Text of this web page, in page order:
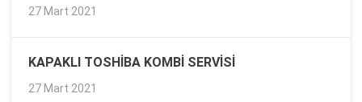
27 Mart 2021
KAPAKLI TOSHIBA KOMBI SERVISI
27 Mart 2021